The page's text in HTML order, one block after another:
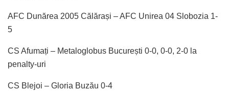
AFC Dunărea 2005 Călărași – AFC Unirea 04 Slobozia 1-
5
CS Afumați – Metaloglobus București 0-0, 0-0, 2-0 la
penalty-uri
CS Blejoi – Gloria Buzău 0-4